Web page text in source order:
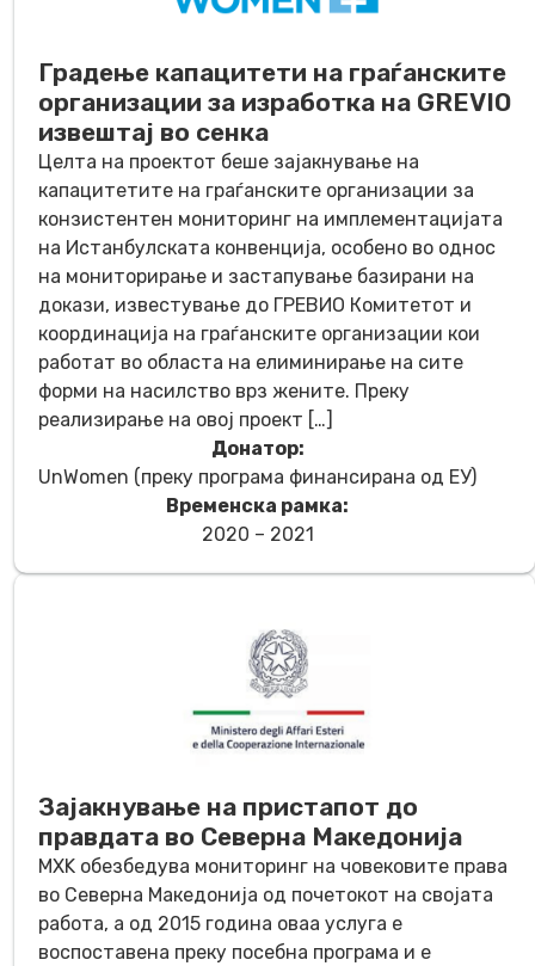
Градење капацитети на граѓанските
организации за изработка на GREVIO
извештај во сенка
Целта на проектот беше зајакнување на
капацитетите на граѓанските организации за
конзистентен мониторинг на имплементацијата
на Истанбулската конвенција, особено во однос
на мониторирање и застапување базирани на
докази, известување до ГРЕВИО Комитетот и
координација на граѓанските организации кои
работат во областа на елиминирање на сите
форми на насилство врз жените. Преку
реализирање на овој проект […]
Донатор:
UnWomen (преку програма финансирана од EУ)
Временска рамка:
2020 – 2021
Зајакнување на пристапот до
правдата во Северна Македонија
МХK обезбедува мониторинг на човековите права
во Северна Македонија од почетокот на својата
работа, а од 2015 година оваа услуга е
воспоставена преку посебна програма и е